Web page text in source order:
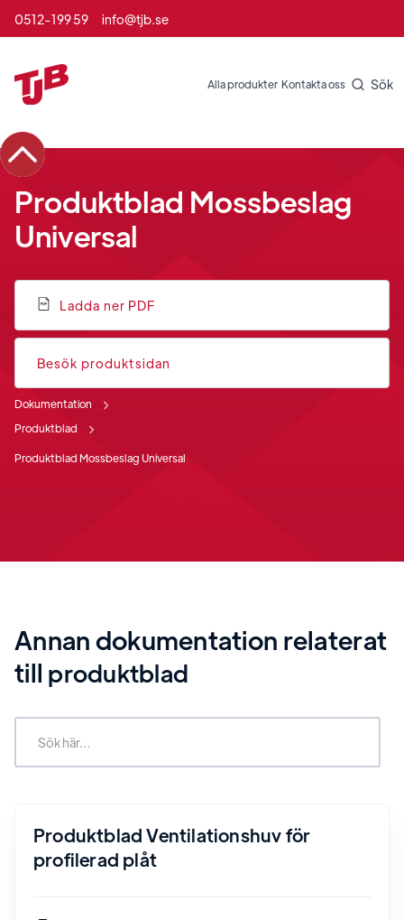
0512-199 59 info@tjb.se
Alla produkter Kontakta oss Sök
Produktblad Mossbeslag
Universal
Ladda ner PDF
Besök produktsidan
Dokumentation
Produktblad
Produktblad Mossbeslag Universal
Annan dokumentation relaterat
till produktblad
Produktblad Ventilationshuv för
profilerad plåt